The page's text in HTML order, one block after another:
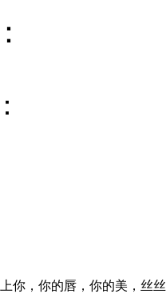
你，你的唇，你的美，丝